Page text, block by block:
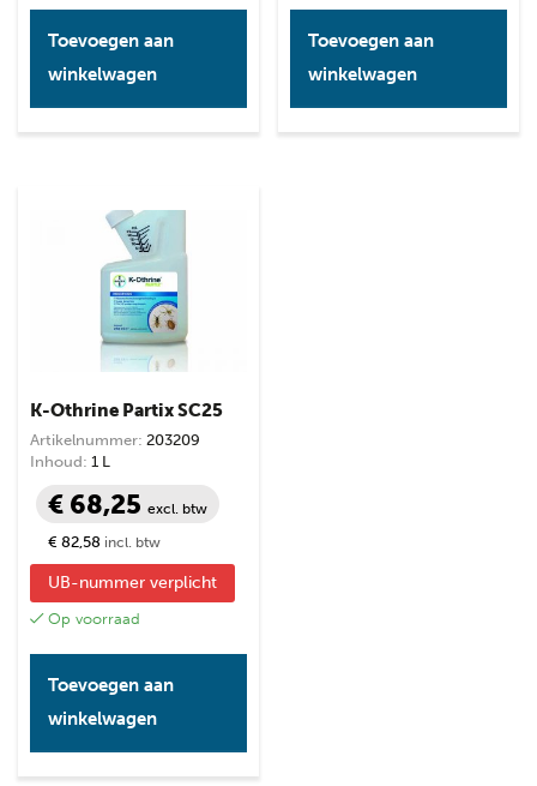
Toevoegen aan
winkelwagen
Toevoegen aan
winkelwagen
K-Othrine Partix SC25
Artikelnummer: 203209
Inhoud: 1 L
€ 68,25 excl. btw
€ 82,58 incl. btw
UB-nummer verplicht
Op voorraad
Toevoegen aan
winkelwagen